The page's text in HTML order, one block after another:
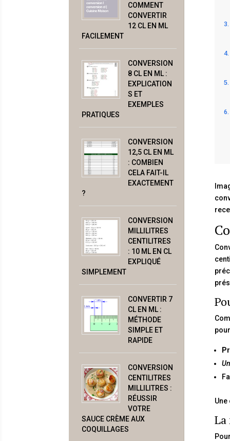
COMMENT
CONVERTIR
12 CL EN ML
FACILEMENT
CONVERSION
8 CL EN ML :
EXPLICATION
S ET
EXEMPLES
PRATIQUES
CONVERSION
12,5 CL EN ML
: COMBIEN
CELA FAIT-IL
EXACTEMENT
?
CONVERSION
MILLILITRES
CENTILITRES
: 10 ML EN CL
EXPLIQUÉ
SIMPLEMENT
CONVERTIR 7
CL EN ML :
MÉTHODE
SIMPLE ET
RAPIDE
CONVERSION
CENTILITRES
MILLILITRES :
RÉUSSIR
VOTRE
SAUCE CRÈME AUX
COQUILLAGES
La